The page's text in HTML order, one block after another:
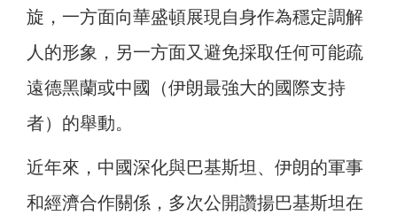
旋，一方面向華盛頓展現自身作為穩定調解
人的形象，另一方面又避免採取任何可能疏
遠德黑蘭或中國（伊朗最強大的國際支持
者）的舉動。
近年來，中國深化與巴基斯坦、伊朗的軍事
和經濟合作關係，多次公開讚揚巴基斯坦在